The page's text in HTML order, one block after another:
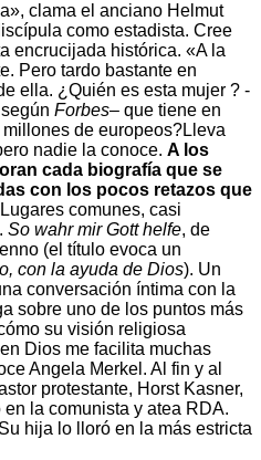
clama el anciano Helmut
como estadista. Cree
encrucijada histórica. «A la
Pero tardo bastante en
ella. ¿Quién es esta mujer ? -
Forbes– que tiene en
de europeos?Lleva
nadie la conoce. A los
cada biografía que se
con los pocos retazos que
comunes, casi
So wahr mir Gott helfe, de
(el título evoca un
con la ayuda de Dios). Un
conversación íntima con la
sobre uno de los puntos más
su visión religiosa
Dios me facilita muchas
Angela Merkel. Al fin y al
protestante, Horst Kasner,
la comunista y atea RDA.
hija lo lloró en la más estricta